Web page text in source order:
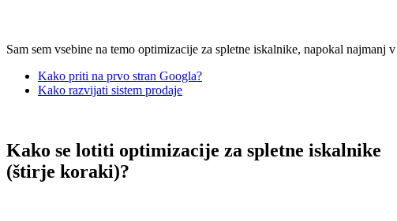
Sam sem vsebine na temo optimizacije za spletne iskalnike, napokal najmanj
Kako priti na prvo stran Googla?
Kako razvijati sistem prodaje
Kako se lotiti optimizacije za spletne iskalnike
(štirje koraki)?